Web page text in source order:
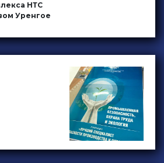
НТС
Уренгое